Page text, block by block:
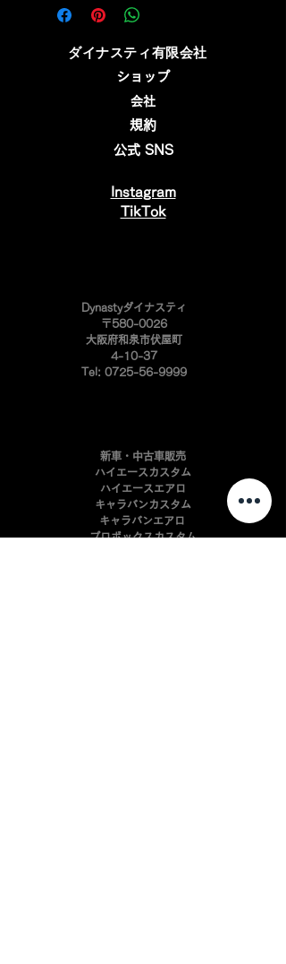
​ダイナスティ有限会社
ショップ
会社
規約
公式 SNS
Instagram
​TikTok
​Dynastyダイナスティ
〒580-0026
大阪府和泉市伏屋町
4-10-37
Tel: 0725-56-9999
新車・中古車販売
ハイエースカスタム
ハイエースエアロ
キャラバンカスタム
キャラバンエアロ
プロボックスカスタム